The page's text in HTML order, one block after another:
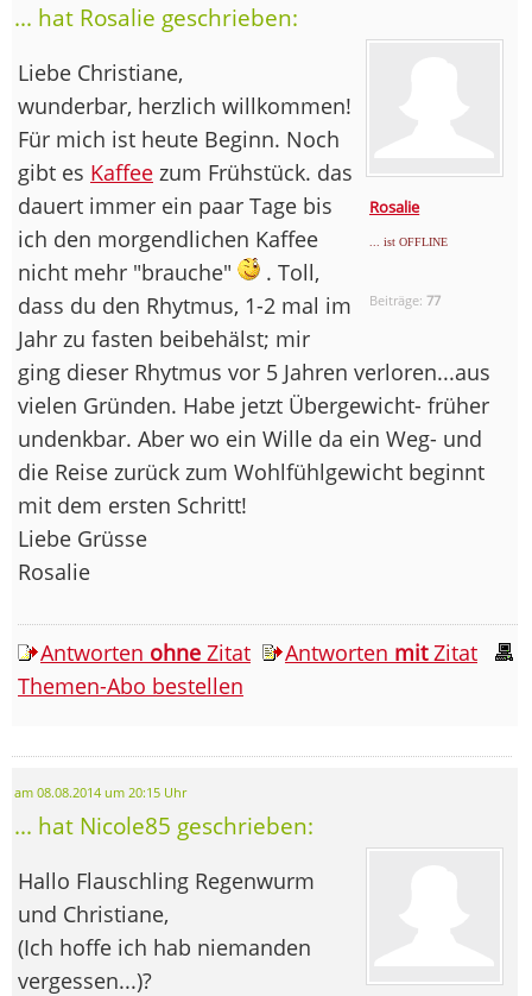
... hat Rosalie geschrieben:
Rosalie
... ist OFFLINE
Beiträge:77
Liebe Christiane,
wunderbar, herzlich willkommen!
Für mich ist heute Beginn. Noch
gibt es Kaffee zum Frühstück. das
dauert immer ein paar Tage bis
ich den morgendlichen Kaffee
nicht mehr "brauche"
. Toll,
dass du den Rhytmus, 1-2 mal im
Jahr zu fasten beibehälst; mir
ging dieser Rhytmus vor 5 Jahren verloren...aus
vielen Gründen. Habe jetzt Übergewicht- früher
undenkbar. Aber wo ein Wille da ein Weg- und
die Reise zurück zum Wohlfühlgewicht beginnt
mit dem ersten Schritt!
Liebe Grüsse
Rosalie
Antworten ohne Zitat Antworten mitZitat
Themen-Abo bestellen
am 08.08.2014 um 20:15 Uhr
... hat Nicole85 geschrieben:
Hallo Flauschling Regenwurm
und Christiane,
(Ich hoffe ich hab niemanden
vergessen...)?